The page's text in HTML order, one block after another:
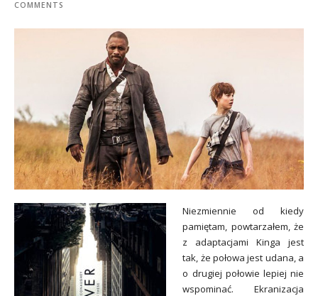
COMMENTS
Niezmiennie od kiedy
pamiętam, powtarzałem, że
z adaptacjami Kinga jest
tak, że połowa jest udana, a
o drugiej połowie lepiej nie
wspominać. Ekranizacja